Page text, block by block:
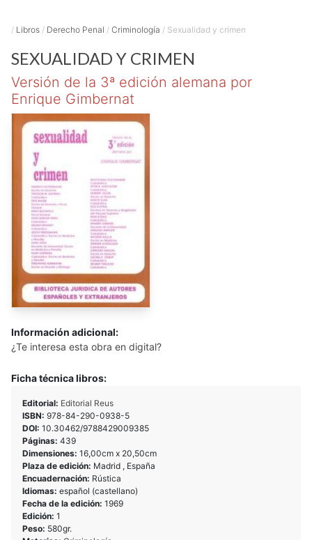
/ Libros / Derecho Penal / Criminología / Sexualidad y crimen
SEXUALIDAD Y CRIMEN
Versión de la 3ª edición alemana por
Enrique Gimbernat
Información adicional:
¿Te interesa esta obra en digital?
Ficha técnica libros:
Editorial: Editorial Reus
ISBN: 978-84-290-0938-5
DOI: 10.30462/9788429009385
Páginas: 439
Dimensiones: 16,00cm x 20,50cm
Plaza de edición: Madrid , España
Encuadernación: Rústica
Idiomas: español (castellano)
Fecha de la edición: 1969
Edición: 1
Peso: 580gr.